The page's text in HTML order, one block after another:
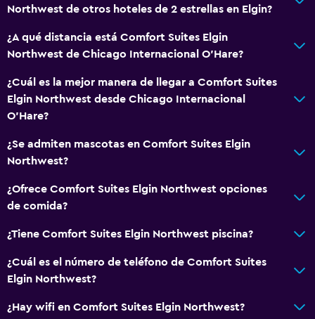
Wifi gratis
Wifi disponible en todas las instalaciones
Internet
Extinguidor
Artículos de aseo gratis
Calefacción
Actividades
Tienda de regalos
Paseo en trineo
Northwest de otros hoteles de 2 estrellas en Elgin?
¿A qué distancia está Comfort Suites Elgin
Northwest de Chicago Internacional O'Hare?
¿Cuál es la mejor manera de llegar a Comfort Suites
Elgin Northwest desde Chicago Internacional
O'Hare?
¿Se admiten mascotas en Comfort Suites Elgin
Northwest?
¿Ofrece Comfort Suites Elgin Northwest opciones
de comida?
¿Tiene Comfort Suites Elgin Northwest piscina?
¿Cuál es el número de teléfono de Comfort Suites
Elgin Northwest?
¿Hay wifi en Comfort Suites Elgin Northwest?